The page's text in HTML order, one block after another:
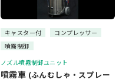
キャスター付
コンプレッサー
噴霧制御
ノズル噴霧制御ユニット
噴霧車 (ふんむしゃ・スプレー